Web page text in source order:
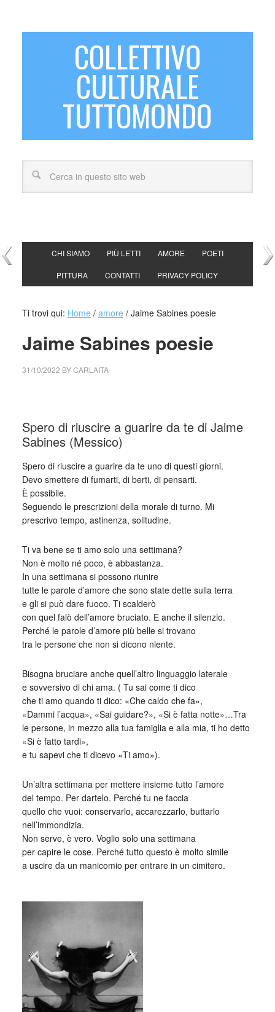
COLLETTIVO
CULTURALE
TUTTOMONDO
CHI SIAMO PIÙ LETTI AMORE POETI
PITTURA CONTATTI PRIVACY POLICY
Ti trovi qui: Home / amore /Jaime Sabines poesie
Jaime Sabines poesie
31/10/2022 BYCARLAITA
Spero di riuscire a guarire da te di Jaime
Sabines (Messico)
Spero di riuscire a guarire da te uno di questi giorni.
Devo smettere di fumarti, di berti, di pensarti.
È possibile.
Seguendo le prescrizioni della morale di turno. Mi
prescrivo tempo, astinenza, solitudine.
Ti va bene se ti amo solo una settimana?
Non è molto né poco, è abbastanza.
In una settimana si possono riunire
tutte le parole d’amore che sono state dette sulla terra
e gli si può dare fuoco. Ti scalderò
con quel falò dell’amore bruciato. E anche il silenzio.
Perché le parole d’amore più belle si trovano
tra le persone che non si dicono niente.
Bisogna bruciare anche quell’altro linguaggio laterale
e sovversivo di chi ama. ( Tu sai come ti dico
che ti amo quando ti dico: «Che caldo che fa»,
«Dammi l’acqua», «Sai guidare?», «Si è fatta notte»…Tra
le persone, in mezzo alla tua famiglia e alla mia, ti ho detto
«Si è fatto tardi»,
e tu sapevi che ti dicevo «Ti amo»).
Un’altra settimana per mettere insieme tutto l’amore
del tempo. Per dartelo. Perché tu ne faccia
quello che vuoi: conservarlo, accarezzarlo, buttarlo
nell’immondizia.
Non serve, è vero. Voglio solo una settimana
per capire le cose. Perché tutto questo è molto simile
a uscire da un manicomio per entrare in un cimitero.